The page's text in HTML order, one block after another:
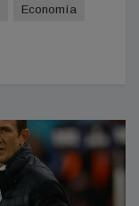
Economía